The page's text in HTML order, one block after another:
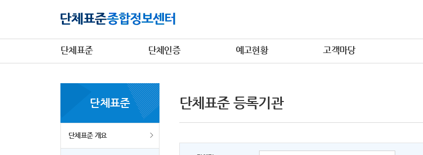
단체표준 단체인증 예고현황 고객마당
단체표준
단체표준 개요
단체표준 등록기관